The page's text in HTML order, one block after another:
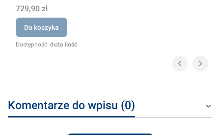
Cena
729,90 zł
Do koszyka
Dostępność: duża ilość
Komentarze do wpisu (0)